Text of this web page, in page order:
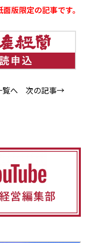
版限定の記事です。
へ 次の記事→